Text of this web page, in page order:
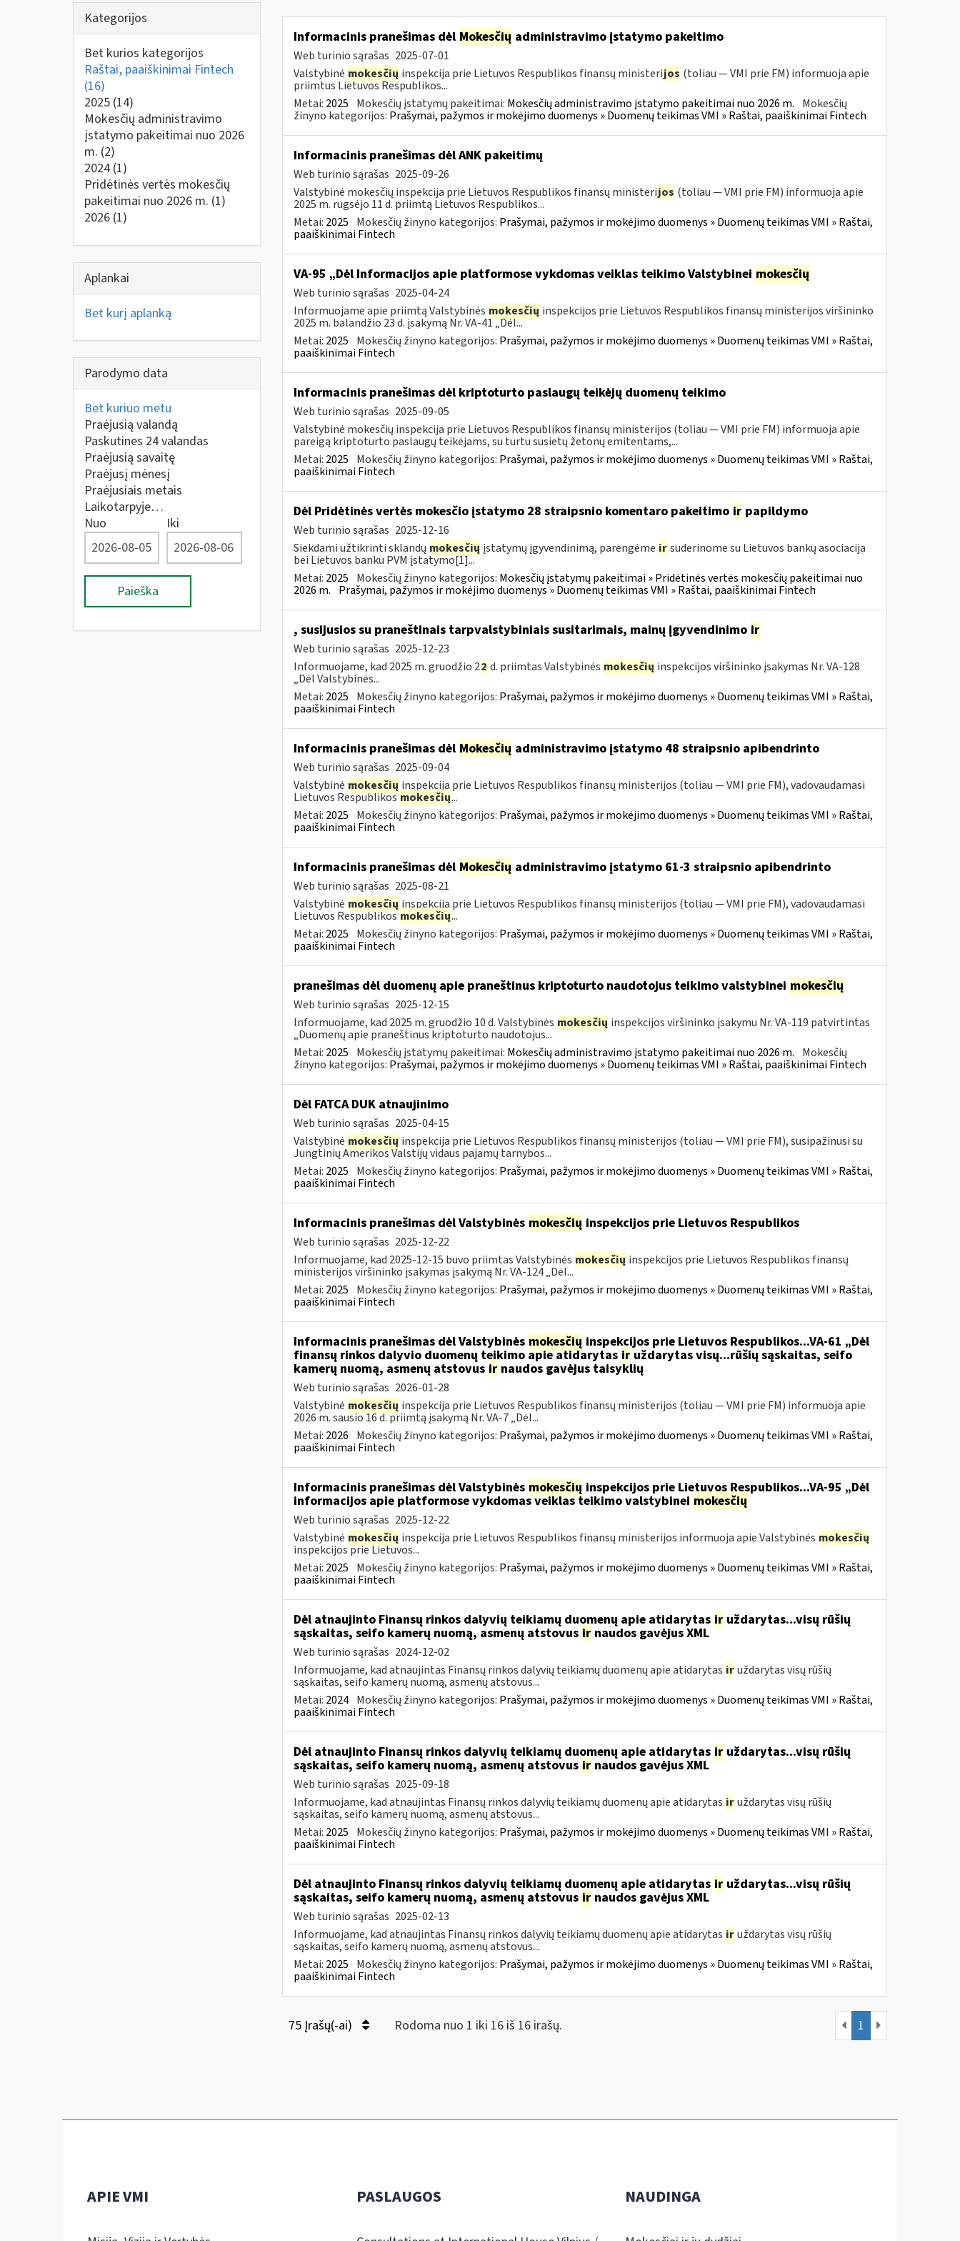
Kategorijos
Bet kurios kategorijos
Raštai, paaiškinimai Fintech
(16)
2025 (14)
Mokesčių administravimo
įstatymo pakeitimai nuo 2026
m. (2)
2024 (1)
Pridėtinės vertės mokesčių
pakeitimai nuo 2026 m. (1)
2026 (1)
Aplankai
Bet kurį aplanką
Parodymo data
Bet kuriuo metu
Praėjusią valandą
Paskutines 24 valandas
Praėjusią savaitę
Praėjusį mėnesį
Praėjusiais metais
Laikotarpyje…
Nuo
Iki
Paieška
Informacinis pranešimas dėl Mokesčių administravimo įstatymo pakeitimo
Web turinio sąrašas 2025-07-01
Valstybinė mokesčių inspekcija prie Lietuvos Respublikos finansų ministerijos (toliau — VMI prie FM) informuoja apie
priimtus Lietuvos Respublikos...
Metai: 2025 Mokesčių įstatymų pakeitimai: Mokesčių administravimo įstatymo pakeitimai nuo 2026 m. Mokesčių
žinyno kategorijos: Prašymai, pažymos ir mokėjimo duomenys » Duomenų teikimas VMI » Raštai, paaiškinimai Fintech
Informacinis pranešimas dėl ANK pakeitimų
Web turinio sąrašas 2025-09-26
Valstybinė mokesčių inspekcija prie Lietuvos Respublikos finansų ministerijos (toliau — VMI prie FM) informuoja apie
2025 m. rugsėjo 11 d. priimtą Lietuvos Respublikos...
Metai: 2025 Mokesčių žinyno kategorijos: Prašymai, pažymos ir mokėjimo duomenys » Duomenų teikimas VMI » Raštai,
paaiškinimai Fintech
VA-95 „Dėl Informacijos apie platformose vykdomas veiklas teikimo Valstybinei mokesčių
Web turinio sąrašas 2025-04-24
Informuojame apie priimtą Valstybinės mokesčių inspekcijos prie Lietuvos Respublikos finansų ministerijos viršininko
2025 m. balandžio 23 d. įsakymą Nr. VA-41 „Dėl...
Metai: 2025 Mokesčių žinyno kategorijos: Prašymai, pažymos ir mokėjimo duomenys » Duomenų teikimas VMI » Raštai,
paaiškinimai Fintech
Informacinis pranešimas dėl kriptoturto paslaugų teikėjų duomenų teikimo
Web turinio sąrašas 2025-09-05
Valstybinė mokesčių inspekcija prie Lietuvos Respublikos finansų ministerijos (toliau — VMI prie FM) informuoja apie
pareigą kriptoturto paslaugų teikėjams, su turtu susietų žetonų emitentams,...
Metai: 2025 Mokesčių žinyno kategorijos: Prašymai, pažymos ir mokėjimo duomenys » Duomenų teikimas VMI » Raštai,
paaiškinimai Fintech
Dėl Pridėtinės vertės mokesčio įstatymo 28 straipsnio komentaro pakeitimo irpapildymo
Web turinio sąrašas 2025-12-16
Siekdami užtikrinti sklandų mokesčių įstatymų įgyvendinimą, parengėme ir suderinome su Lietuvos bankų asociacija
bei Lietuvos banku PVM įstatymo[1]...
Metai: 2025 Mokesčių žinyno kategorijos: Mokesčių įstatymų pakeitimai » Pridėtinės vertės mokesčių pakeitimai nuo
2026 m. Prašymai, pažymos ir mokėjimo duomenys » Duomenų teikimas VMI » Raštai, paaiškinimai Fintech
, susijusios su praneštinais tarpvalstybiniais susitarimais, mainų įgyvendinimo ir
Web turinio sąrašas 2025-12-23
Informuojame, kad 2025 m. gruodžio 22 d. priimtas Valstybinės mokesčių inspekcijos viršininko įsakymas Nr. VA-128
„Dėl Valstybinės...
Metai: 2025 Mokesčių žinyno kategorijos: Prašymai, pažymos ir mokėjimo duomenys » Duomenų teikimas VMI » Raštai,
paaiškinimai Fintech
Informacinis pranešimas dėl Mokesčių administravimo įstatymo 48 straipsnio apibendrinto
Web turinio sąrašas 2025-09-04
Valstybinė mokesčių inspekcija prie Lietuvos Respublikos finansų ministerijos (toliau — VMI prie FM), vadovaudamasi
Lietuvos Respublikosmokesčių...
Metai: 2025 Mokesčių žinyno kategorijos: Prašymai, pažymos ir mokėjimo duomenys » Duomenų teikimas VMI » Raštai,
paaiškinimai Fintech
Informacinis pranešimas dėl Mokesčių administravimo įstatymo 61-3 straipsnio apibendrinto
Web turinio sąrašas 2025-08-21
Valstybinė mokesčių inspekcija prie Lietuvos Respublikos finansų ministerijos (toliau — VMI prie FM), vadovaudamasi
Lietuvos Respublikosmokesčių...
Metai: 2025 Mokesčių žinyno kategorijos: Prašymai, pažymos ir mokėjimo duomenys » Duomenų teikimas VMI » Raštai,
paaiškinimai Fintech
pranešimas dėl duomenų apie praneštinus kriptoturto naudotojus teikimo valstybinei mokesčių
Web turinio sąrašas 2025-12-15
Informuojame, kad 2025 m. gruodžio 10 d. Valstybinės mokesčių inspekcijos viršininko įsakymu Nr. VA-119 patvirtintas
„Duomenų apie praneštinus kriptoturto naudotojus...
Metai: 2025 Mokesčių įstatymų pakeitimai: Mokesčių administravimo įstatymo pakeitimai nuo 2026 m. Mokesčių
žinyno kategorijos: Prašymai, pažymos ir mokėjimo duomenys » Duomenų teikimas VMI » Raštai, paaiškinimai Fintech
Dėl FATCA DUK atnaujinimo
Web turinio sąrašas 2025-04-15
Valstybinė mokesčių inspekcija prie Lietuvos Respublikos finansų ministerijos (toliau — VMI prie FM), susipažinusi su
Jungtinių Amerikos Valstijų vidaus pajamų tarnybos...
Metai: 2025 Mokesčių žinyno kategorijos: Prašymai, pažymos ir mokėjimo duomenys » Duomenų teikimas VMI » Raštai,
paaiškinimai Fintech
Informacinis pranešimas dėl Valstybinės mokesčių inspekcijos prie Lietuvos Respublikos
Web turinio sąrašas 2025-12-22
Informuojame, kad 2025-12-15 buvo priimtas Valstybinės mokesčių inspekcijos prie Lietuvos Respublikos finansų
ministerijos viršininko įsakymas įsakymą Nr. VA-124 „Dėl...
Metai: 2025 Mokesčių žinyno kategorijos: Prašymai, pažymos ir mokėjimo duomenys » Duomenų teikimas VMI » Raštai,
paaiškinimai Fintech
Informacinis pranešimas dėl Valstybinės mokesčių inspekcijos prie Lietuvos Respublikos...VA-61 „Dėl
finansų rinkos dalyvio duomenų teikimo apie atidarytas iruždarytas visų...rūšių sąskaitas, seifo
kamerų nuomą, asmenų atstovus irnaudos gavėjus taisyklių
Web turinio sąrašas 2026-01-28
Valstybinė mokesčių inspekcija prie Lietuvos Respublikos finansų ministerijos (toliau — VMI prie FM) informuoja apie
2026 m. sausio 16 d. priimtą įsakymą Nr. VA-7 „Dėl...
Metai: 2026 Mokesčių žinyno kategorijos: Prašymai, pažymos ir mokėjimo duomenys » Duomenų teikimas VMI » Raštai,
paaiškinimai Fintech
Informacinis pranešimas dėl Valstybinės mokesčių inspekcijos prie Lietuvos Respublikos...VA-95 „Dėl
informacijos apie platformose vykdomas veiklas teikimo valstybinei mokesčių
Web turinio sąrašas 2025-12-22
Valstybinė mokesčių inspekcija prie Lietuvos Respublikos finansų ministerijos informuoja apie Valstybinės mokesčių
inspekcijos prie Lietuvos...
Metai: 2025 Mokesčių žinyno kategorijos: Prašymai, pažymos ir mokėjimo duomenys » Duomenų teikimas VMI » Raštai,
paaiškinimai Fintech
Dėl atnaujinto Finansų rinkos dalyvių teikiamų duomenų apie atidarytas iruždarytas...visų rūšių
sąskaitas, seifo kamerų nuomą, asmenų atstovus irnaudos gavėjus XML
Web turinio sąrašas 2024-12-02
Informuojame, kad atnaujintas Finansų rinkos dalyvių teikiamų duomenų apie atidarytas ir uždarytas visų rūšių
sąskaitas, seifo kamerų nuomą, asmenų atstovus...
Metai: 2024 Mokesčių žinyno kategorijos: Prašymai, pažymos ir mokėjimo duomenys » Duomenų teikimas VMI » Raštai,
paaiškinimai Fintech
Dėl atnaujinto Finansų rinkos dalyvių teikiamų duomenų apie atidarytas iruždarytas...visų rūšių
sąskaitas, seifo kamerų nuomą, asmenų atstovus irnaudos gavėjus XML
Web turinio sąrašas 2025-09-18
Informuojame, kad atnaujintas Finansų rinkos dalyvių teikiamų duomenų apie atidarytas ir uždarytas visų rūšių
sąskaitas, seifo kamerų nuomą, asmenų atstovus...
Metai: 2025 Mokesčių žinyno kategorijos: Prašymai, pažymos ir mokėjimo duomenys » Duomenų teikimas VMI » Raštai,
paaiškinimai Fintech
Dėl atnaujinto Finansų rinkos dalyvių teikiamų duomenų apie atidarytas iruždarytas...visų rūšių
sąskaitas, seifo kamerų nuomą, asmenų atstovus irnaudos gavėjus XML
Web turinio sąrašas 2025-02-13
Informuojame, kad atnaujintas Finansų rinkos dalyvių teikiamų duomenų apie atidarytas ir uždarytas visų rūšių
sąskaitas, seifo kamerų nuomą, asmenų atstovus...
Metai: 2025 Mokesčių žinyno kategorijos: Prašymai, pažymos ir mokėjimo duomenys » Duomenų teikimas VMI » Raštai,
paaiškinimai Fintech
75 Įrašų(-ai) Rodoma nuo 1 iki 16 iš 16 irašų. 1
APIE VMI PASLAUGOS NAUDINGA